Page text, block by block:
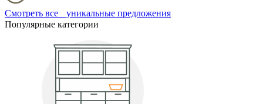
Смотреть все уникальные предложения
Популярные категории